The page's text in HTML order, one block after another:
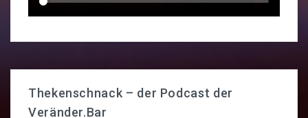
Thekenschnack – der Podcast der
Veränder.Bar